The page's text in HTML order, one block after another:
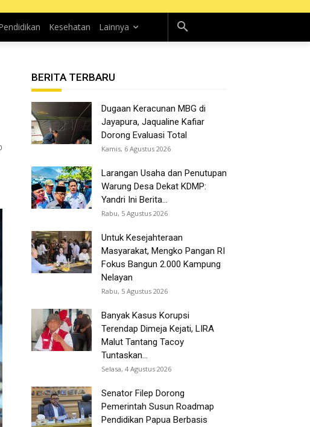
Kesehatan Lainnya
BERITA TERBARU
Dugaan Keracunan MBG di
Jayapura, Jaqualine Kafiar
Dorong Evaluasi Total
Kamis, 6 Agustus 2026
Larangan Usaha dan Penutupan
Warung Desa Dekat KDMP:
Yandri Ini Berita...
Rabu, 5 Agustus 2026
Untuk Kesejahteraan
Masyarakat, Mengko Pangan RI
Fokus Bangun 2.000 Kampung
Nelayan
Rabu, 5 Agustus 2026
Banyak Kasus Korupsi
Terendap Dimeja Kejati, LIRA
Malut Tantang Tacoy
Tuntaskan...
Selasa, 4 Agustus 2026
Senator Filep Dorong
Pemerintah Susun Roadmap
Pendidikan Papua Berbasis